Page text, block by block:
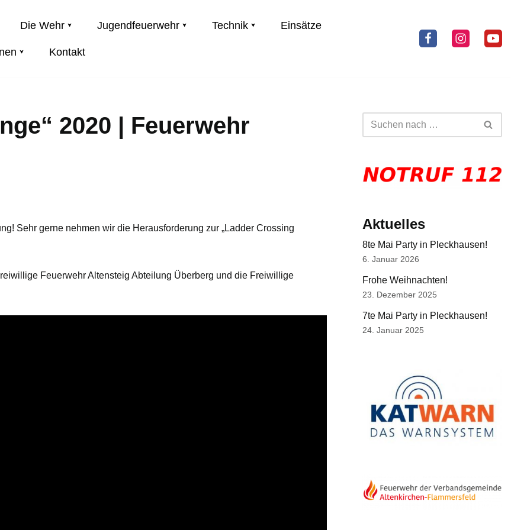
Die Wehr Jugendfeuerwehr Technik Einsätze
Kontakt
2020 | Feuerwehr
Sehr gerne nehmen wir die Herausforderung zur „Ladder Crossing
Feuerwehr Altensteig Abteilung Überberg und die Freiwillige
Aktuelles
8te Mai Party in Pleckhausen!
6. Januar 2026
Frohe Weihnachten!
23. Dezember 2025
7te Mai Party in Pleckhausen!
24. Januar 2025